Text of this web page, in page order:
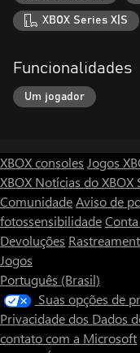
XBOX Series X|S
Funcionalidades
Um jogador
XBOX consoles Jogos
XBOX Notícias do XBOX
ComunidadeAviso de
fotossensibilidade
Devoluções
Jogos
Português (Brasil)
Suas opções de
Privacidade dos Dados
contato com a Microsoft